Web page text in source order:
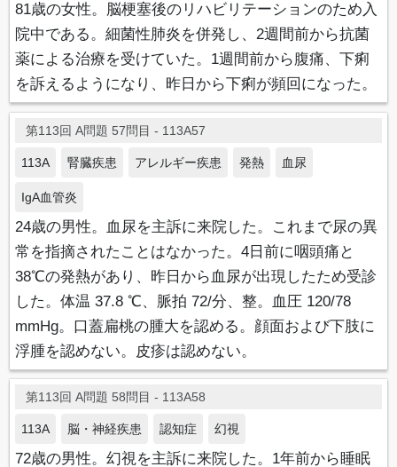
81歳の女性。脳梗塞後のリハビリテーションのため入
院中である。細菌性肺炎を併発し、2週間前から抗菌
薬による治療を受けていた。1週間前から腹痛、下痢
を訴えるようになり、昨日から下痢が頻回になった。
第113回 A問題 57問目 - 113A57
113A 腎臓疾患 アレルギー疾患 発熱 血尿
IgA血管炎
24歳の男性。血尿を主訴に来院した。これまで尿の異
常を指摘されたことはなかった。4日前に咽頭痛と
38℃の発熱があり、昨日から血尿が出現したため受診
した。体温 37.8 ℃、脈拍 72/分、整。血圧 120/78
mmHg。口蓋扁桃の腫大を認める。顔面および下肢に
浮腫を認めない。皮疹は認めない。
第113回 A問題 58問目 - 113A58
113A 脳・神経疾患 認知症 幻視
72歳の男性。幻視を主訴に来院した。1年前から睡眠